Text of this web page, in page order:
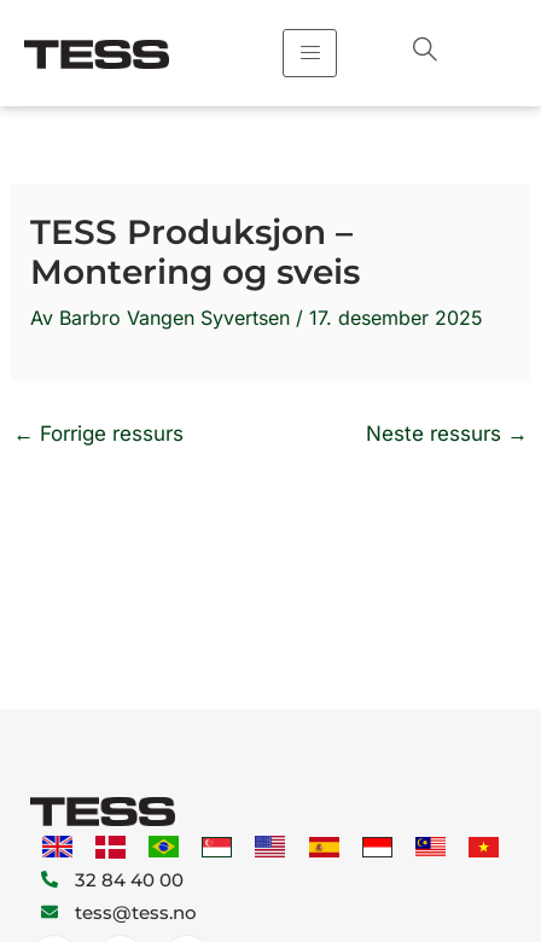
rett
TESS Produksjon –
Montering og sveis
Av Barbro Vangen Syvertsen / 17. desember 2025
← Forrige ressurs Neste ressurs →
32 84 40 00
tess@tess.no